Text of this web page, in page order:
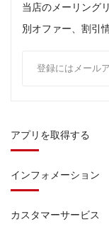
当店のメーリング
別オファー、割引
アプリを取得する
インフォメーション
カスタマーサービス